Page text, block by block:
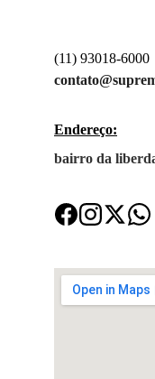
(11) 93018-6000
Endereço:
bairro da